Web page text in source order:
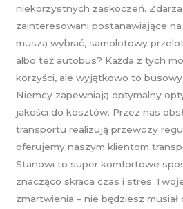
niekorzystnych zaskoczeń. Zdarza
zainteresowani postanawiające
muszą wybrać, samolotowy
albo też autobus? Każda z tych
korzyści, ale wyjątkowo to
Niemcy zapewniają optymalny
jakości do kosztów. Przez nas
transportu realizują przewozy
oferujemy naszym klientom
Stanowi to super komfortowe
znacząco skraca czas i stres
zmartwienia – nie będziesz musiał